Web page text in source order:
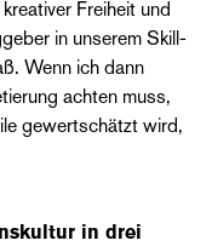
Freiheit und
in unserem Skill-
Wenn ich dann
achten muss,
gewertschätzt wird,
in drei